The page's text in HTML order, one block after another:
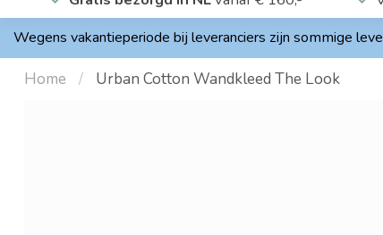
Wegens vakantieperiode bij leveranciers zijn sommige
Home / Urban Cotton Wandkleed The Look